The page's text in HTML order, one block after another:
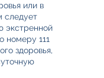
или в
следует
экстренной
номеру 111
здоровья,